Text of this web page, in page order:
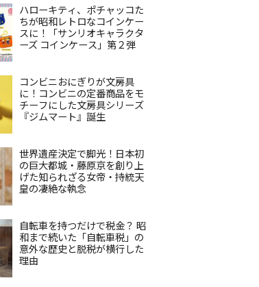
ハローキティ、ポチャッコた
ちが昭和レトロなコインケー
スに！「サンリオキャラクタ
ーズ コインケース」第２弾
コンビニおにぎりが文房具
に！コンビニの定番商品をモ
チーフにした文房具シリーズ
『ジムマート』誕生
世界遺産決定で脚光！日本初
の巨大都城・藤原京を創り上
げた知られざる女帝・持統天
皇の凄絶な執念
自転車を持つだけで税金？ 昭
和まで続いた「自転車税」の
意外な歴史と脱税が横行した
理由